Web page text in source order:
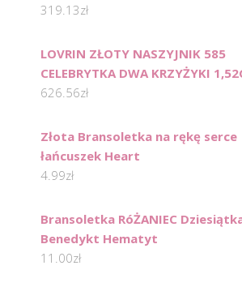
319.13zł
LOVRIN ZŁOTY NASZYJNIK 585
CELEBRYTKA DWA KRZYŻYKI
626.56zł
Złota Bransoletka na rękę serce
łańcuszek Heart
4.99zł
Bransoletka RóŻANIEC
Benedykt Hematyt
11.00zł